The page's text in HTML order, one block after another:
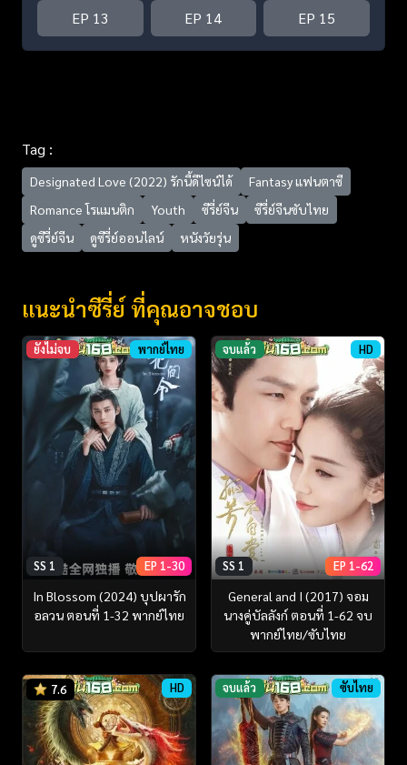
EP 13 EP 14 EP 15
Tag :
Designated Love (2022) รักนี้ดีไซน์ได้
Fantasy แฟนตาซี
Romance โรแมนติก
Youth ซีรี่ย์จีน
ซีรี่ย์จีนซับไทย
ดูซีรี่ย์จีน
ดูซีรี่ย์ออนไลน์ หนังวัยรุ่น
แนะนำซีรี่ย์ ที่คุณอาจชอบ
ยังไม่จบ พากย์ไทย
SS 1 EP 1-30
In Blossom (2024) บุปผารัก
อลวน ตอนที่ 1-32 พากย์ไทย
จบแล้ว HD
SS 1 EP 1-62
General and I (2017) จอม
นางคู่บัลลังก์ ตอนที่ 1-62 จบ
พากย์ไทย/ซับไทย
7.6 HD จบแล้ว ซับไทย